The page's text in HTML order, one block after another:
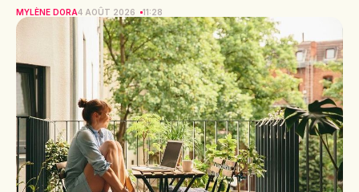
MYLÈNE DORA4 AOÛT 2026 11:28